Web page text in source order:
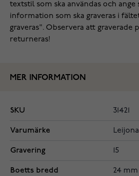
textstil som ska användas och ange
information som ska graveras i
graveras". Observera att graverade
returneras!
MER INFORMATION
SKU 31421
Varumärke Leijona
Gravering 15
Boetts bredd 24 mm